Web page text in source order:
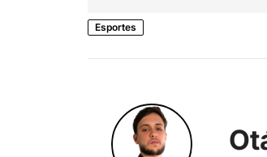
Esportes